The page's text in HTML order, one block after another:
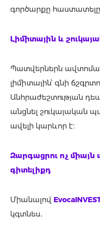
գործարքը
Լիմիտային և
Պատվերներն
լիմիտային՝ գնի
Անհրաժեշտության
անցնել շուկայական
ավելի կարևոր է։
Զարգացրու ոչ միայն
գիտելիքդ
Միանալով
կգտնես․